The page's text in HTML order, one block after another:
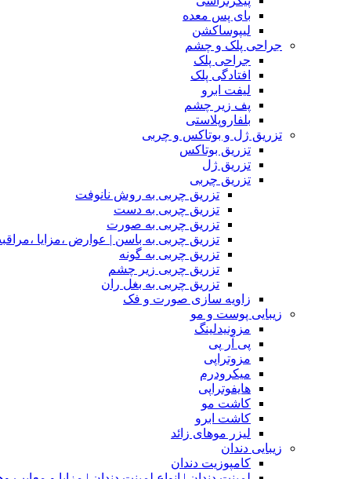
بای پس معده
لیپوساکشن
جراحی پلک و چشم
جراحی پلک
افتادگی پلک
لیفت ابرو
پف زیر چشم
بلفاروپلاستی
تزریق ژل و بوتاکس و چربی
تزریق بوتاکس
تزریق ژل
تزریق چربی
تزریق چربی به روش نانوفت
تزریق چربی به دست
تزریق چربی به صورت
تزریق چربی به باسن | عوارض ،مزایا
تزریق چربی به گونه
تزریق چربی زیر چشم
تزریق چربی به بغل ران
زاویه سازی صورت و فک
زیبایی پوست و مو
مزونیدلینگ
پی آر پی
مزوتراپی
میکرودرم
هایفوتراپی
کاشت مو
کاشت ابرو
لیزر موهای زائد
زیبایی دندان
کامپوزیت دندان